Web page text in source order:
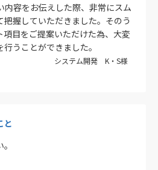
内容をお伝えした際、非常にスム
把握していただきました。そのう
項目をご提案いただけた為、大変
うことができました。
システム開発 K・S様
と